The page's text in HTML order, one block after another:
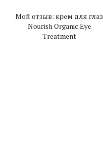
Мой отзыв: крем для глаз
Nourish Organic Eye
Treatment